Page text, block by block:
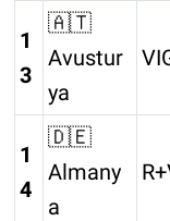
1
3
🇦🇹
Avustur
ya
1
4
🇩🇪
Almany
a